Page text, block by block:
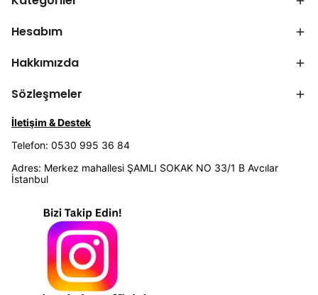
Hesabım
Hakkımızda
Sözleşmeler
İletişim & Destek
Telefon: 0530 995 36 84
Adres: Merkez mahallesi ŞAMLI SOKAK NO 33/1 B Avcılar
İstanbul